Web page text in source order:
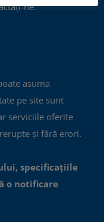
ne.
asuma
pe site sunt
serviciile oferite
și fără erori.
specificațiile
o notificare